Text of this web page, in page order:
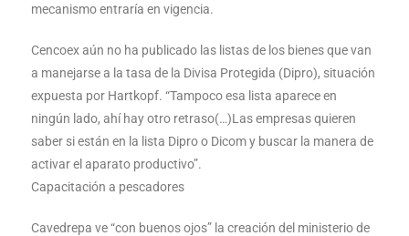
mecanismo entraría en vigencia.
Cencoex aún no ha publicado las listas de los bienes que van
a manejarse a la tasa de la Divisa Protegida (Dipro), situación
expuesta por Hartkopf. “Tampoco esa lista aparece en
ningún lado, ahí hay otro retraso(…)Las empresas quieren
saber si están en la lista Dipro o Dicom y buscar la manera de
activar el aparato productivo”.
Capacitación a pescadores
Cavedrepa ve “con buenos ojos” la creación del ministerio de